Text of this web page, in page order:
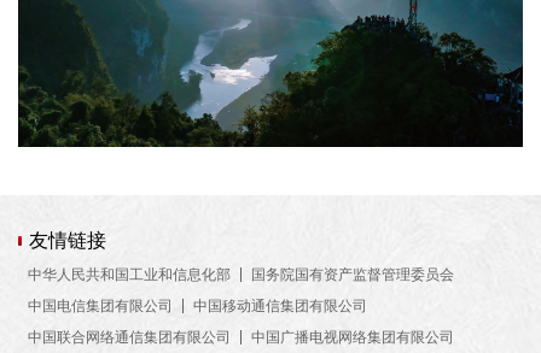
友情链接
中华人民共和国工业和信息化部
国务院国有资产监督管理委员会
中国电信集团有限公司
中国移动通信集团有限公司
中国联合网络通信集团有限公司
中国广播电视网络集团有限公司